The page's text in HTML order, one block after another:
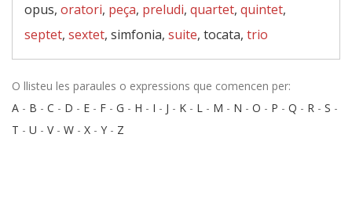
opus, oratori, peça, preludi, quartet, quintet,
septet, sextet, simfonia, suite, tocata, trio
O llisteu les paraules o expressions que comencen per:
A - B - C - D - E - F - G - H - I - J - K - L - M - N - O - P - Q - R - S -
T - U - V- W - X - Y - Z